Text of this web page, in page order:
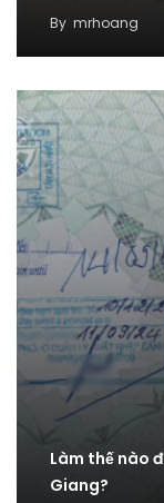
By mrhoang
Làm thế nào
Giang?